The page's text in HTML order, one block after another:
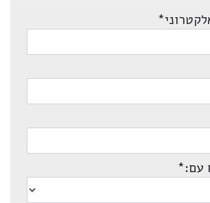
*
עם:*